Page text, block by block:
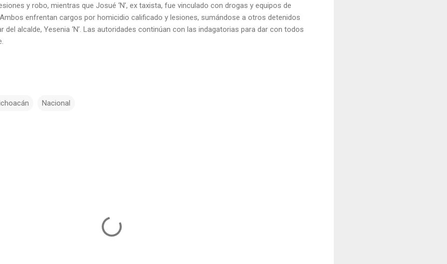
y robo, mientras que Josué ‘N’, ex taxista, fue vinculado con drogas y equipos de
enfrentan cargos por homicidio calificado y lesiones, sumándose a otros detenidos
alcalde, Yesenia ‘N’. Las autoridades continúan con las indagatorias para dar con todos
Nacional